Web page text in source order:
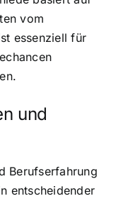
vom
essenziell für
und
Berufserfahrung
entscheidender